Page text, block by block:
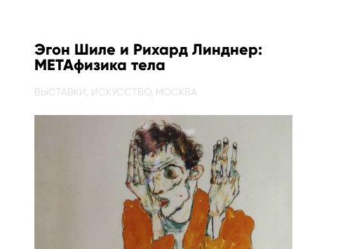
Эгон Шиле и Рихард Линднер:
МЕТАфизика тела
ВЫСТАВКИ, ИСКУССТВО, МОСКВА